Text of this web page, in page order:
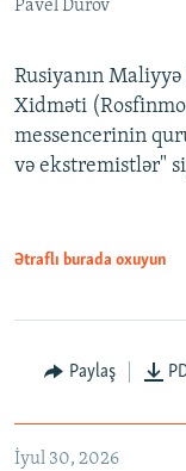
Pavel Durov
Rusiyanın
Xidməti
messencerinin
və ekstremistlər"
Ətraflı burada oxuyun
Paylaş
İyul 30, 2026